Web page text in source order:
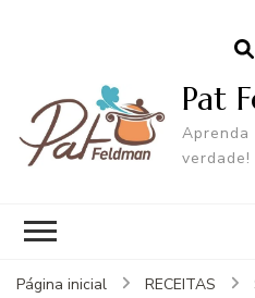
Pat
Aprenda
verdade!
Página inicial RECEITAS